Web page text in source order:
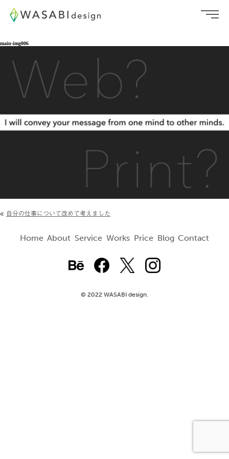
main-img006
« 自分の仕事について改めて考えました
Home About Service Works Price Blog Contact
© 2022 WASABI design.